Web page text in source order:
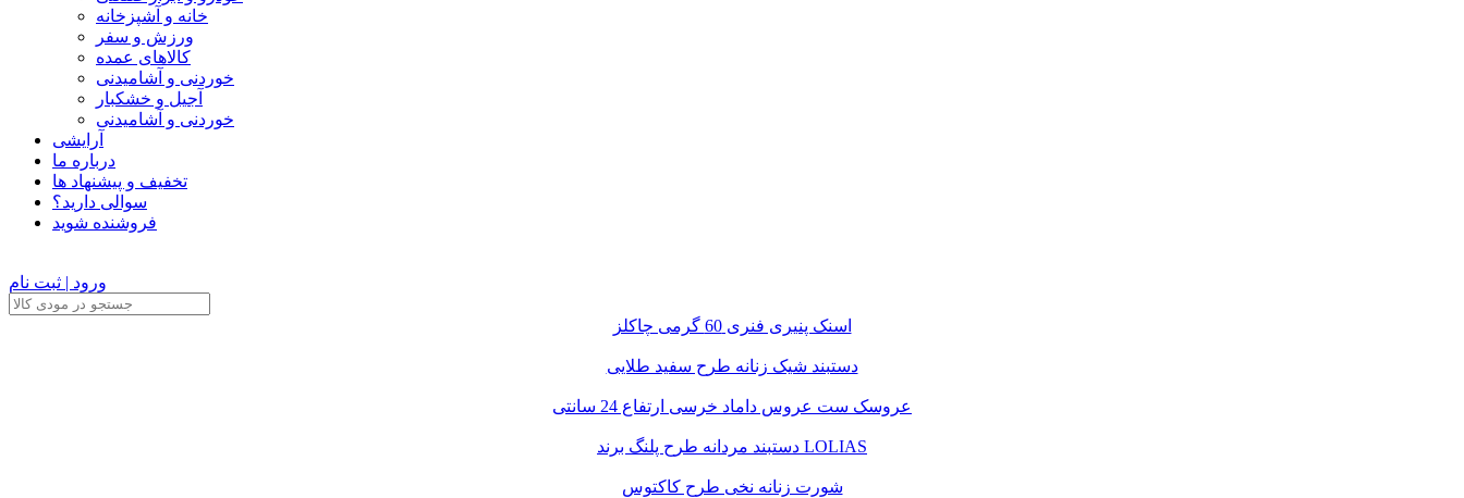
خانه و آشپزخانه
ورزش و سفر
کالاهای عمده
خوردنی و آشامیدنی
آجیل و خشکبار
خوردنی و آشامیدنی
آرایشی
درباره ما
تخفیف و پیشنهاد ها
سوالی دارید؟
فروشنده شوید
ورود | ثبت نام
اسنک پنیری فنری 60 گرمی چاکلز
دستبند شیک زنانه طرح سفید طلایی
عروسک ست عروس داماد خرسی ارتفاع 24 سانتی
دستبند مردانه طرح پلنگ برند LOLIAS
شورت زنانه نخی طرح کاکتوس